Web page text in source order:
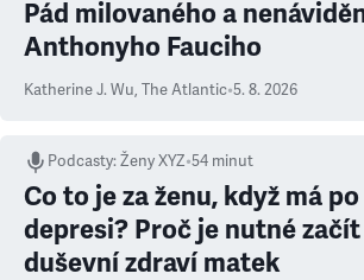
Pád milovaného a
Anthonyho Fauciho
Katherine J. Wu, The Atlantic•5. 8. 2026
Podcasty:Ženy XYZ•54 minut
Co to je za ženu, když má
depresi? Proč je nutné
duševní zdraví matek